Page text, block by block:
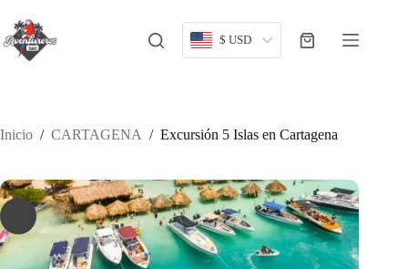
contenido
$ USD
Carro
Inicio / CARTAGENA / Excursión 5 Islas en Cartagena